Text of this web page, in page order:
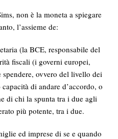
non è la moneta a spiegare
l’assieme de:
(la BCE, responsabile del
fiscali (i governi europei,
spendere, ovvero del livello dei
di andare d’accordo, o
di chi la spunta tra i due agli
più potente, tra i due.
ed imprese di se e quando